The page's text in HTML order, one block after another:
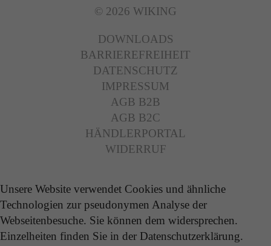
© 2026 WIKING
DOWNLOADS
BARRIEREFREIHEIT
DATENSCHUTZ
IMPRESSUM
AGB B2B
AGB B2C
HÄNDLERPORTAL
WIDERRUF
Unsere Website verwendet Cookies und ähnliche
Technologien zur pseudonymen Analyse der
Webseitenbesuche. Sie können dem widersprechen.
Einzelheiten finden Sie in der Datenschutzerklärung.